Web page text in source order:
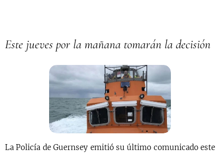
Este jueves por la mañana tomarán la decisión
La Policía de Guernsey emitió su último comunicado este